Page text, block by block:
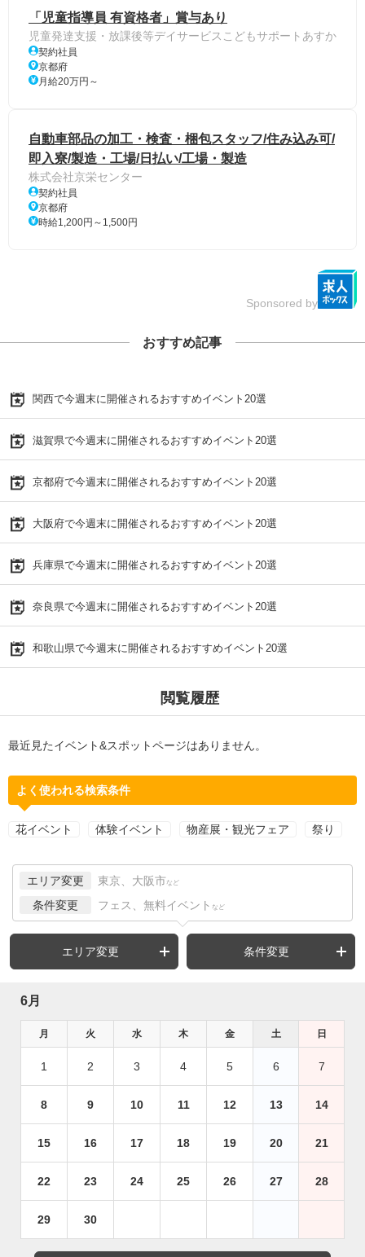
「児童指導員 有資格者」賞与あり
児童発達支援・放課後等デイサービスこどもサポートあすか
契約社員
京都府
月給20万円～
自動車部品の加工・検査・梱包スタッフ/住み込み可/
即入寮/製造・工場/日払い/工場・製造
株式会社京栄センター
契約社員
京都府
時給1,200円～1,500円
Sponsored by
おすすめ記事
関西で今週末に開催されるおすすめイベント20選
滋賀県で今週末に開催されるおすすめイベント20選
京都府で今週末に開催されるおすすめイベント20選
大阪府で今週末に開催されるおすすめイベント20選
兵庫県で今週末に開催されるおすすめイベント20選
奈良県で今週末に開催されるおすすめイベント20選
和歌山県で今週末に開催されるおすすめイベント20選
閲覧履歴
最近見たイベント&スポットページはありません。
よく使われる検索条件
花イベント 体験イベント 物産展・観光フェア 祭り
エリア変更 東京、大阪市 など
条件変更 フェス、無料イベント など
エリア変更 条件変更
6月
月 火 水 木 金 土 日
1 2 3 4 5 6 7
8 9 10 11 12 13 14
15 16 17 18 19 20 21
22 23 24 25 26 27 28
29 30